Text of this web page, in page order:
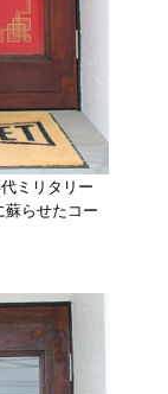
ミリタリー
蘇らせたコー